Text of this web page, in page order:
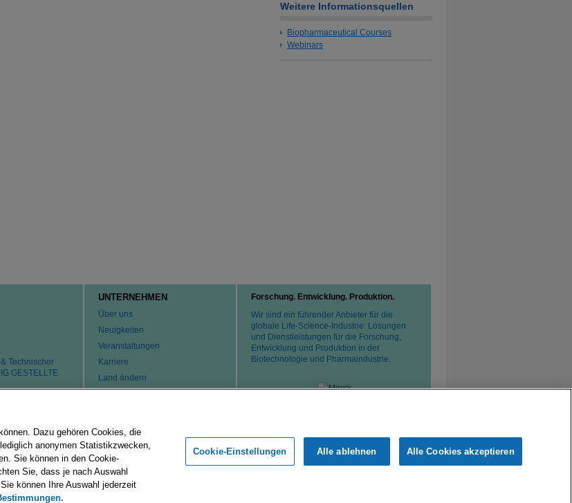
Weitere Informationsquellen
Biopharmaceutical Courses
Webinars
Technischer
GESTELLTE
UNTERNEHMEN
Über uns
Neuigkeiten
Veranstaltungen
Karriere
Land ändern
Forschung. Entwicklung. Produktion.
Wir sind ein führender Anbieter für die
globale Life-Science-Industrie: Lösungen
und Dienstleistungen für die Forschung,
Entwicklung und Produktion in der
Biotechnologie und Pharmaindustrie.
Impressum Nutzungsbedingungen Datenschutzerklärung Verkaufsbedingungen
Rights Reserved.
of Merck KGaA.
Dazu gehören Cookies, die
anonymen Statistikzwecken,
Sie können in den Cookie-
Sie, dass je nach Auswahl
können Ihre Auswahl jederzeit
Cookie-Einstellungen Alle ablehnen Alle Cookies akzeptieren